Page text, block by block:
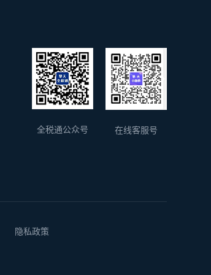
全税通公众号 在线客服号
隐私政策